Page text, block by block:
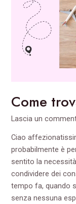
Come
Lascia un
Ciao
probabilmente è
sentito la
condividere dei
tempo fa, quando
senza nessuna